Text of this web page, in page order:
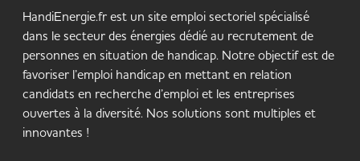
HandiEnergie.fr est un site emploi sectoriel spécialisé
dans le secteur des énergies dédié au recrutement de
personnes en situation de handicap. Notre objectif est de
favoriser l’emploi handicap en mettant en relation
candidats en recherche d’emploi et les entreprises
ouvertes à la diversité. Nos solutions sont multiples et
innovantes !